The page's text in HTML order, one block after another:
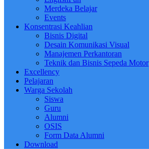
Merdeka Belajar
Events
Konsentrasi Keahlian
Bisnis Digital
Desain Komunikasi Visual
Manajemen Perkantoran
Teknik dan Bisnis Sepeda Motor
Excellency
Pelajaran
Warga Sekolah
Siswa
Guru
Alumni
OSIS
Form Data Alumni
Download